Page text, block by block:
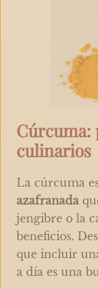
Cúrcuma:
culinarios
La cúrcuma
azafranada
jengibre o la
beneficios.
que incluir
a día es una